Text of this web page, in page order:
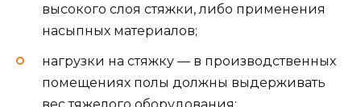
высокого слоя стяжки, либо применения
насыпных материалов;
нагрузки на стяжку — в производственных
помещениях полы должны выдерживать